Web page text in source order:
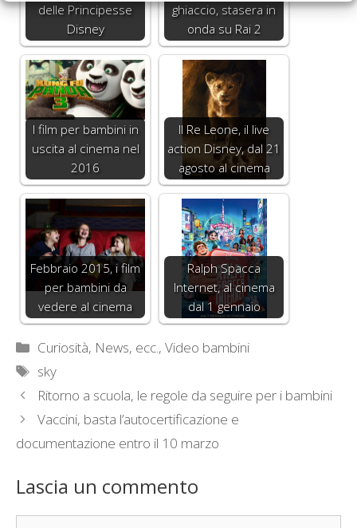
delle Principesse
Disney
ghiaccio, stasera in
onda su Rai 2
I film per bambini in
uscita al cinema nel
2016
Il Re Leone, il live
action Disney, dal 21
agosto al cinema
Febbraio 2015, i film
per bambini da
vedere al cinema
Ralph Spacca
Internet, al cinema
dal 1 gennaio
Categorie
Curiosità, News, ecc.,Video bambini
Tag
sky
Ritorno a scuola, le regole da seguire per i bambini
Vaccini, basta l’autocertificazione e
documentazione entro il 10 marzo
Lascia un commento